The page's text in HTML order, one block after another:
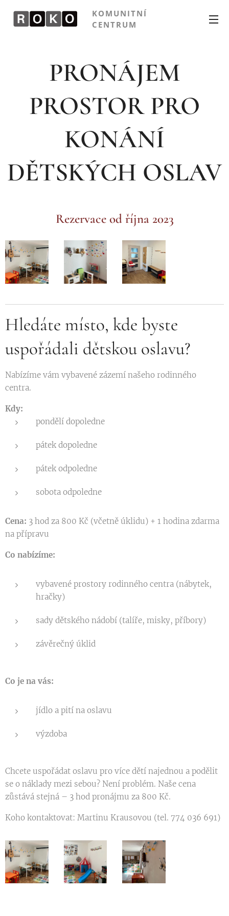
KOMUNITNÍ
CENTRUM
PRONÁJEM
PROSTOR PRO
KONÁNÍ
DĚTSKÝCH OSLAV
Rezervace od října 2023
Hledáte místo, kde byste
uspořádali dětskou oslavu?
Nabízíme vám vybavené zázemí našeho rodinného
centra.
Kdy:
pondělí dopoledne
pátek dopoledne
pátek odpoledne
sobota odpoledne
Cena: 3 hod za 800 Kč (včetně úklidu) + 1 hodina zdarma
na přípravu
Co nabízíme:
vybavené prostory rodinného centra (nábytek,
hračky)
sady dětského nádobí (talíře, misky, příbory)
závěrečný úklid
Co je na vás:
jídlo a pití na oslavu
výzdoba
Chcete uspořádat oslavu pro více dětí najednou a podělit
se o náklady mezi sebou? Není problém. Naše cena
zůstává stejná – 3 hod pronájmu za 800 Kč.
Koho kontaktovat: Martinu Krausovou (tel. 774 036 691)